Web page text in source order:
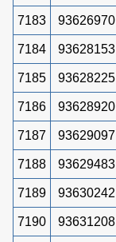
7183 93626970
7184 93628153
7185 93628225
7186 93628920
7187 93629097
7188 93629483
7189 93630242
7190 93631208